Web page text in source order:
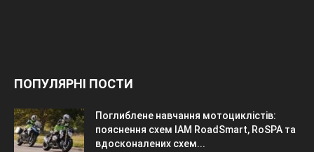
ПОПУЛЯРНІ ПОСТИ
Поглиблене навчання мотоциклістів:
пояснення схем IAM RoadSmart, RoSPA та
вдосконалених схем...